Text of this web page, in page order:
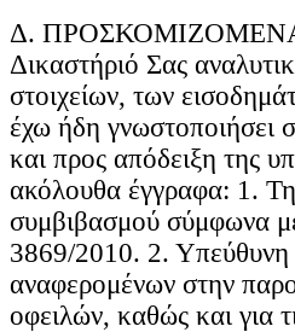
Δ. ΠΡΟΣΚΟΜΙΖΟΜΕΝΑ
Δικαστήριό Σας
στοιχείων, των
έχω ήδη γνωστοποιήσει
και προς απόδειξη της
ακόλουθα έγγραφα: 1.
συμβιβασμού σύμφωνα
3869/2010. 2. Υπεύθυνη
αναφερομένων στην
οφειλών, καθώς και για